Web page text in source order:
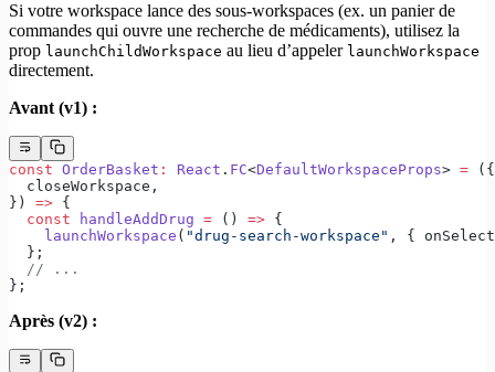
Si votre workspace lance des sous-workspaces (ex. un panier de
commandes qui ouvre une recherche de médicaments), utilisez la
prop launchChildWorkspace au lieu d’appeler launchWorkspace
directement.
Avant (v1) :
const OrderBasket : React . FC<DefaultWorkspaceProps> = ({
  closeWorkspace,
}) => {
  const
handleAddDrug = () => {
    launchWorkspace
( "drug-search-workspace" , {
  };
  // ...
};
Après (v2) :